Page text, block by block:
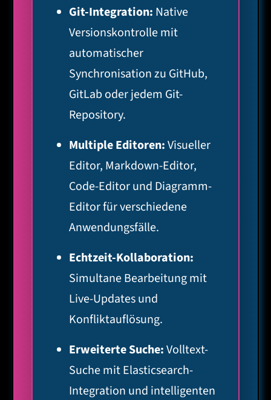
Git-Integration: Native
Versionskontrolle mit
automatischer
Synchronisation zu GitHub,
GitLab oder jedem Git-
Repository.
Multiple Editoren:Visueller
Editor, Markdown-Editor,
Code-Editor und Diagramm-
Editor für verschiedene
Anwendungsfälle.
Echtzeit-Kollaboration:
Simultane Bearbeitung mit
Live-Updates und
Konfliktauflösung.
Erweiterte Suche:Volltext-
Suche mit Elasticsearch-
Integration und intelligenten